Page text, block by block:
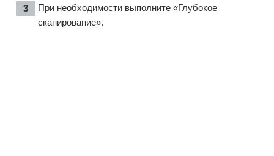
При необходимости выполните «Глубокое
сканирование».